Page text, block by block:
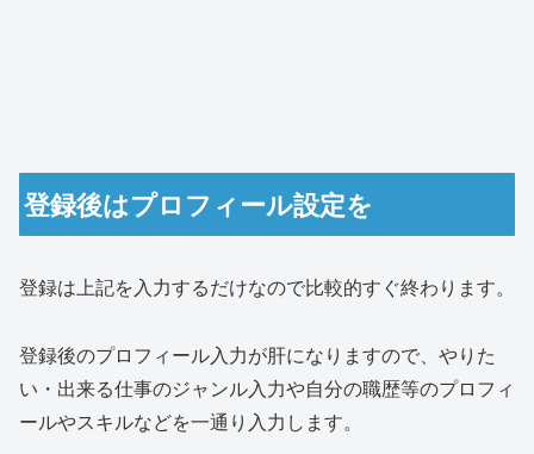
登録後はプロフィール設定を
登録は上記を入力するだけなので比較的すぐ終わります。
登録後のプロフィール入力が肝になりますので、やりた
い・出来る仕事のジャンル入力や自分の職歴等のプロフィ
ールやスキルなどを一通り入力します。